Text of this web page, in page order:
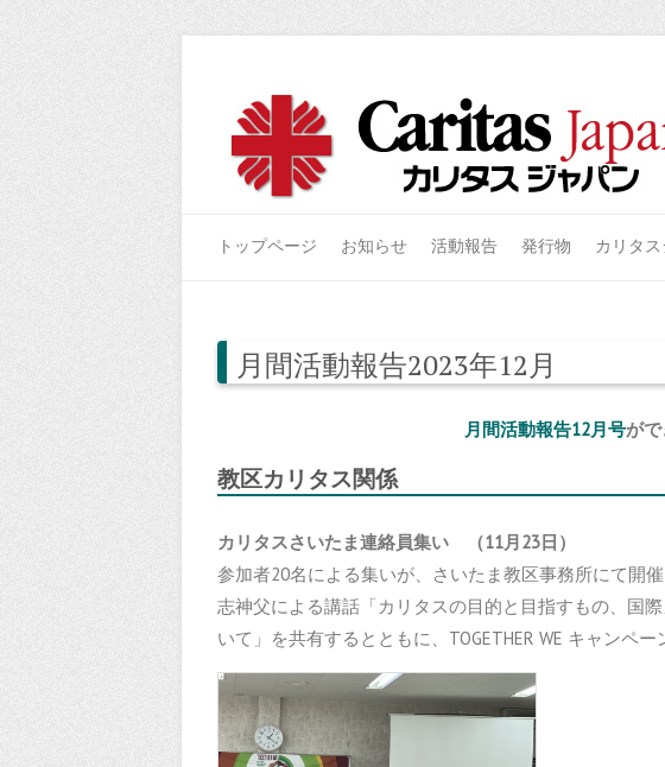
トップページ お知らせ 活動報告 発行物 カリタ
月間活動報告2023年12月
月間活動報告12月号が
教区カリタス関係
カリタスさいたま連絡員集い （11月23日）
参加者20名による集いが、さいたま教区事務所にて開
志神父による講話「カリタスの目的と目指すもの、国
いて」を共有するとともに、TOGETHER WE キャンペー